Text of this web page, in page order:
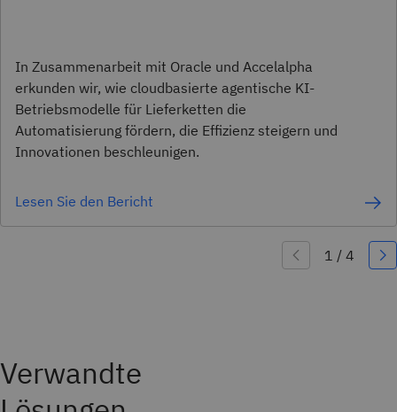
In Zusammenarbeit mit Oracle und Accelalpha
erkunden wir, wie cloudbasierte agentische KI-
Betriebsmodelle für Lieferketten die
Automatisierung fördern, die Effizienz steigern und
Innovationen beschleunigen.
Lesen Sie den Bericht